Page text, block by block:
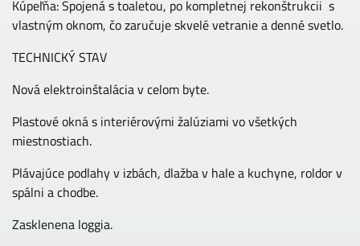
Kúpeľňa: Spojená s toaletou, po kompletnej rekonštrukcii s
vlastným oknom, čo zaručuje skvelé vetranie a denné svetlo.
TECHNICKÝ STAV
Nová elektroinštalácia v celom byte.
Plastové okná s interiérovými žalúziami vo všetkých
miestnostiach.
Plávajúce podlahy v izbách, dlažba v hale a kuchyne, roldor v
spálni a chodbe.
Zasklenena loggia.